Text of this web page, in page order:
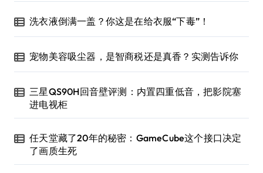
洗衣液倒满一盖？你这是在给衣服“下毒”！
宠物美容吸尘器，是智商税还是真香？实测告诉你
三星QS90H回音壁评测：内置四重低音，把影院塞
进电视柜
任天堂藏了20年的秘密：GameCube这个接口决定
了画质生死